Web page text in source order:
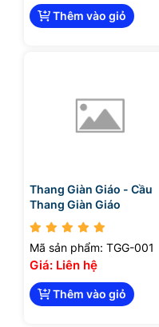
Thêm vào giỏ
Thang Giàn Giáo - Cầu
Thang Giàn Giáo
Mã sản phẩm: TGG-001
Giá: Liên hệ
Thêm vào giỏ